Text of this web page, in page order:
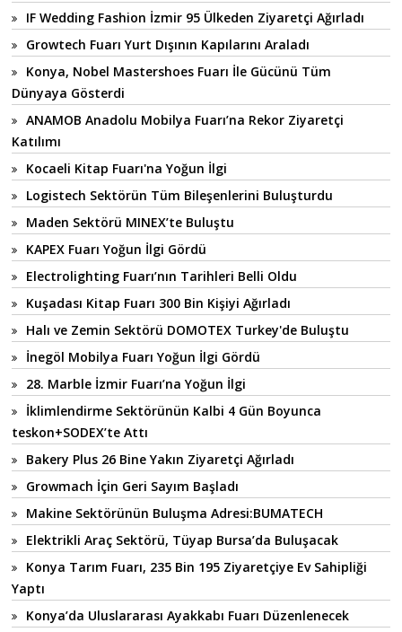
IF Wedding Fashion İzmir 95 Ülkeden Ziyaretçi Ağırladı
Growtech Fuarı Yurt Dışının Kapılarını Araladı
Konya, Nobel Mastershoes Fuarı İle Gücünü Tüm
Dünyaya Gösterdi
ANAMOB Anadolu Mobilya Fuarı’na Rekor Ziyaretçi
Katılımı
Kocaeli Kitap Fuarı'na Yoğun İlgi
Logistech Sektörün Tüm Bileşenlerini Buluşturdu
Maden Sektörü MINEX’te Buluştu
KAPEX Fuarı Yoğun İlgi Gördü
Electrolighting Fuarı’nın Tarihleri Belli Oldu
Kuşadası Kitap Fuarı 300 Bin Kişiyi Ağırladı
Halı ve Zemin Sektörü DOMOTEX Turkey'de Buluştu
İnegöl Mobilya Fuarı Yoğun İlgi Gördü
28. Marble İzmir Fuarı’na Yoğun İlgi
İklimlendirme Sektörünün Kalbi 4 Gün Boyunca
teskon+SODEX’te Attı
Bakery Plus 26 Bine Yakın Ziyaretçi Ağırladı
Growmach İçin Geri Sayım Başladı
Makine Sektörünün Buluşma Adresi:BUMATECH
Elektrikli Araç Sektörü, Tüyap Bursa’da Buluşacak
Konya Tarım Fuarı, 235 Bin 195 Ziyaretçiye Ev Sahipliği
Yaptı
Konya’da Uluslararası Ayakkabı Fuarı Düzenlenecek